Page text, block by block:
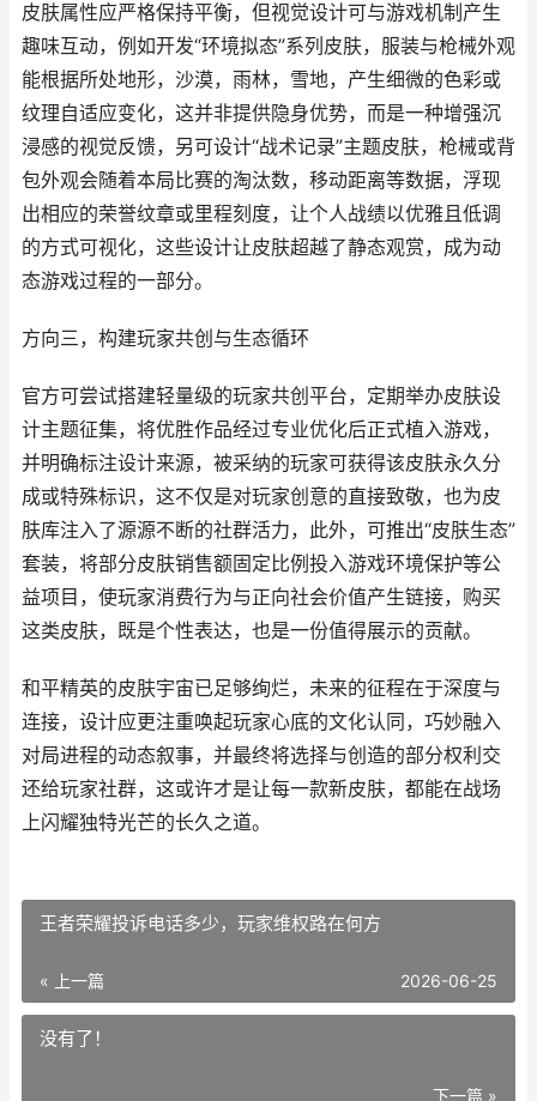
皮肤属性应严格保持平衡，但视觉设计可与游戏机制产生
趣味互动，例如开发“环境拟态”系列皮肤，服装与枪械外观
能根据所处地形，沙漠，雨林，雪地，产生细微的色彩或
纹理自适应变化，这并非提供隐身优势，而是一种增强沉
浸感的视觉反馈，另可设计“战术记录”主题皮肤，枪械或背
包外观会随着本局比赛的淘汰数，移动距离等数据，浮现
出相应的荣誉纹章或里程刻度，让个人战绩以优雅且低调
的方式可视化，这些设计让皮肤超越了静态观赏，成为动
态游戏过程的一部分。
方向三，构建玩家共创与生态循环
官方可尝试搭建轻量级的玩家共创平台，定期举办皮肤设
计主题征集，将优胜作品经过专业优化后正式植入游戏，
并明确标注设计来源，被采纳的玩家可获得该皮肤永久分
成或特殊标识，这不仅是对玩家创意的直接致敬，也为皮
肤库注入了源源不断的社群活力，此外，可推出“皮肤生态”
套装，将部分皮肤销售额固定比例投入游戏环境保护等公
益项目，使玩家消费行为与正向社会价值产生链接，购买
这类皮肤，既是个性表达，也是一份值得展示的贡献。
和平精英的皮肤宇宙已足够绚烂，未来的征程在于深度与
连接，设计应更注重唤起玩家心底的文化认同，巧妙融入
对局进程的动态叙事，并最终将选择与创造的部分权利交
还给玩家社群，这或许才是让每一款新皮肤，都能在战场
上闪耀独特光芒的长久之道。
王者荣耀投诉电话多少，玩家维权路在何方
« 上一篇 2026-06-25
没有了！
下一篇 »